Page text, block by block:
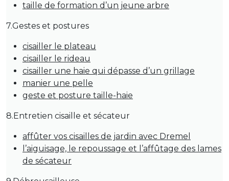
taille de formation d’un jeune arbre
7.Gestes et postures
cisailler le plateau
cisailler le rideau
cisailler une haie qui dépasse d’un grillage
manier une pelle
geste et posture taille-haie
8.Entretien cisaille et sécateur
affûter vos cisailles de jardin avec Dremel
l’aiguisage, le repoussage et l’affûtage des lames
de sécateur